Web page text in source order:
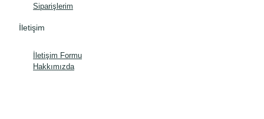
Siparişlerim
İletişim
İletişim Formu
Hakkımızda